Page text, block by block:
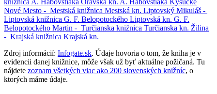
knižnica A. Habovštiaka Oravská kn. A. Habovštiaka Kysucké
Nové Mesto - Mestská knižnica Mestská kn. Liptovský Mikuláš -
Liptovská knižnica G. F. Belopotockého Liptovská kn. G. F.
Belopotockého Martin - Turčianska knižnica Turčianska kn. Žilina
- Krajská knižnica Krajská kn.
Zdroj informácií: Infogate.sk. Údaje hovoria o tom, že kniha je v
evidencii danej knižnice, môže však už byť aktuálne požičaná. Tu
nájdete zoznam všetkých viac ako 200 slovenských knižníc, o
ktorých máme údaje.